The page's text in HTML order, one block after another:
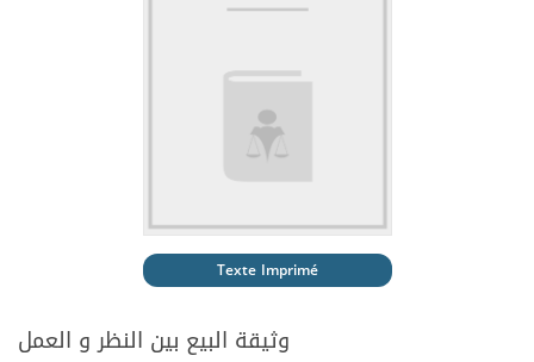
Texte Imprimé
وثيقة البيع بين النظر و العمل